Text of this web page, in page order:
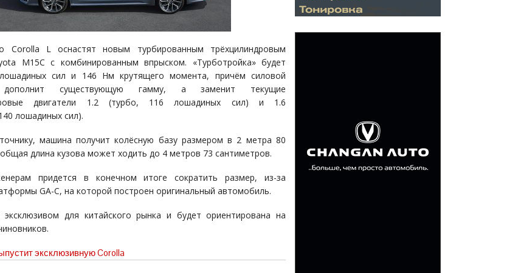
Corolla L оснастят новым турбированным трёхцилиндровым
M15C с комбинированным впрыском. «Турботройка» будет
сил и 146 Нм крутящего момента, причём силовой
существующую гамму, а заменит текущие
двигатели 1.2 (турбо, 116 лошадиных сил) и 1.6
лошадиных сил).
машина получит колёсную базу размером в 2 метра 80
длина кузова может ходить до 4 метров 73 сантиметров.
придется в конечном итоге сократить размер, из-за
GA-C, на которой построен оригинальный автомобиль.
для китайского рынка и будет ориентирована на
эксклюзивную Corolla